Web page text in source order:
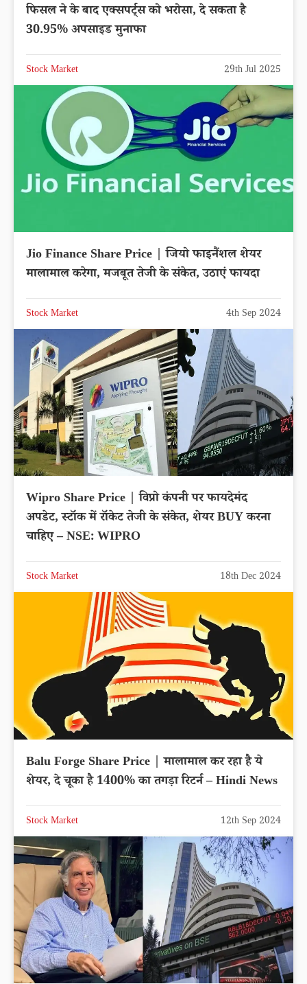
फिसल ने के बाद एक्सपर्ट्स को भरोसा, दे सकता है
30.95% अपसाइड मुनाफा
Stock Market 29th Jul 2025
Jio Finance Share Price | जियो फाइनैंशल शेयर
मालामाल करेगा, मजबूत तेजी के संकेत, उठाएं फायदा
Stock Market 4th Sep 2024
Wipro Share Price | विप्रो कंपनी पर फायदेमंद
अपडेट, स्टॉक में रॉकेट तेजी के संकेत, शेयर BUY करना
चाहिए – NSE: WIPRO
Stock Market 18th Dec 2024
Balu Forge Share Price | मालामाल कर रहा है ये
शेयर, दे चूका है 1400% का तगड़ा रिटर्न – Hindi News
Stock Market 12th Sep 2024